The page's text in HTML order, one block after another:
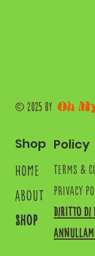
© 2025 by Oh
Shop
home
about
shop
Policy
terms &
privacy
Diritto di